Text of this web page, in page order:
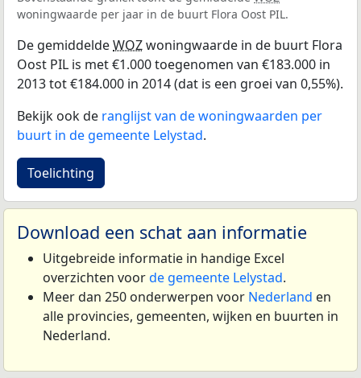
woningwaarde per jaar in de buurt Flora Oost PIL.
De gemiddeldeWOZwoningwaarde in de buurt Flora
Oost PIL is met €1.000 toegenomen van €183.000 in
2013 tot €184.000 in 2014 (dat is een groei van 0,55%).
Bekijk ook de ranglijst van de woningwaarden per
buurt in de gemeente Lelystad.
Toelichting
Download een schat aan informatie
Uitgebreide informatie in handige Excel
overzichten voorde gemeente Lelystad.
Meer dan 250 onderwerpen voor Nederland en
alle provincies, gemeenten, wijken en buurten in
Nederland.